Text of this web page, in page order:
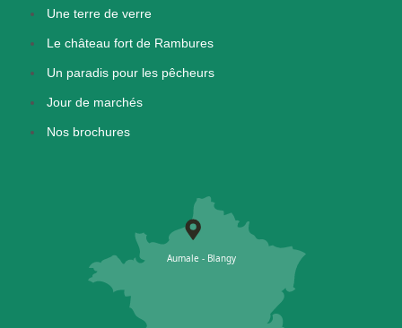
Une terre de verre
Le château fort de Rambures
Un paradis pour les pêcheurs
Jour de marchés
Nos brochures